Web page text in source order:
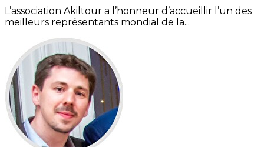
L’association Akiltour a l’honneur d’accueillir l’un des
meilleurs représentants mondial de la...